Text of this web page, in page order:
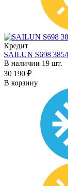
Кредит
SAILUN S698
В наличии 19 шт.
30 190 ₽
В корзину